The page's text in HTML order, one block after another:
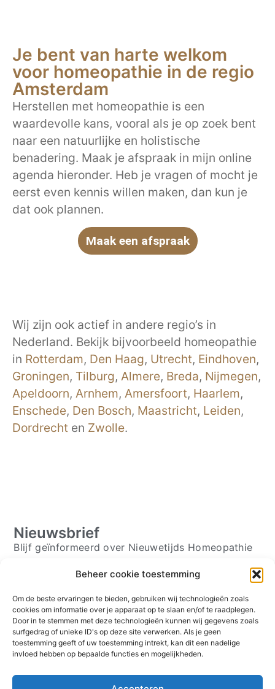
Beheer cookie toestemming
Om de beste ervaringen te bieden, gebruiken wij technologieën zoals
cookies om informatie over je apparaat op te slaan en/of te raadplegen.
Door in te stemmen met deze technologieën kunnen wij gegevens zoals
surfgedrag of unieke ID's op deze site verwerken. Als je geen
toestemming geeft of uw toestemming intrekt, kan dit een nadelige
invloed hebben op bepaalde functies en mogelijkheden.
Je bent van harte welkom
voor homeopathie in de regio
Amsterdam
Herstellen met homeopathie is een
waardevolle kans, vooral als je op zoek bent
naar een natuurlijke en holistische
benadering. Maak je afspraak in mijn online
agenda hieronder. Heb je vragen of mocht je
eerst even kennis willen maken, dan kun je
dat ook plannen.
Maak een afspraak
Wij zijn ook actief in andere regio’s in
Nederland. Bekijk bijvoorbeeld homeopathie
in Rotterdam, Den Haag, Utrecht, Eindhoven,
Groningen, Tilburg, Almere, Breda, Nijmegen,
Apeldoorn, Arnhem, Amersfoort, Haarlem,
Enschede, Den Bosch, Maastricht, Leiden,
Dordrecht en Zwolle.
Nieuwsbrief
Blijf geïnformeerd over Nieuwetijds Homeopathie
Schrijf je in ⟶
Volg mij
Contact